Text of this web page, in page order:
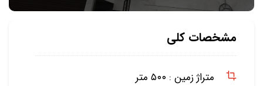
مشخصات کلی
متراژ زمین : ۵۰۰ متر